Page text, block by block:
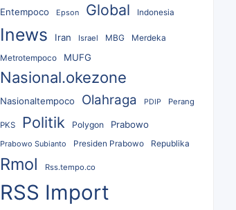
Entempoco Epson Global Indonesia
Inews Iran Israel MBG Merdeka
Metrotempoco MUFG
Nasional.okezone
Nasionaltempoco Olahraga PDIP Perang
PKS Politik Polygon Prabowo
Prabowo Subianto Presiden Prabowo Republika
Rmol Rss.tempo.co
RSS Import